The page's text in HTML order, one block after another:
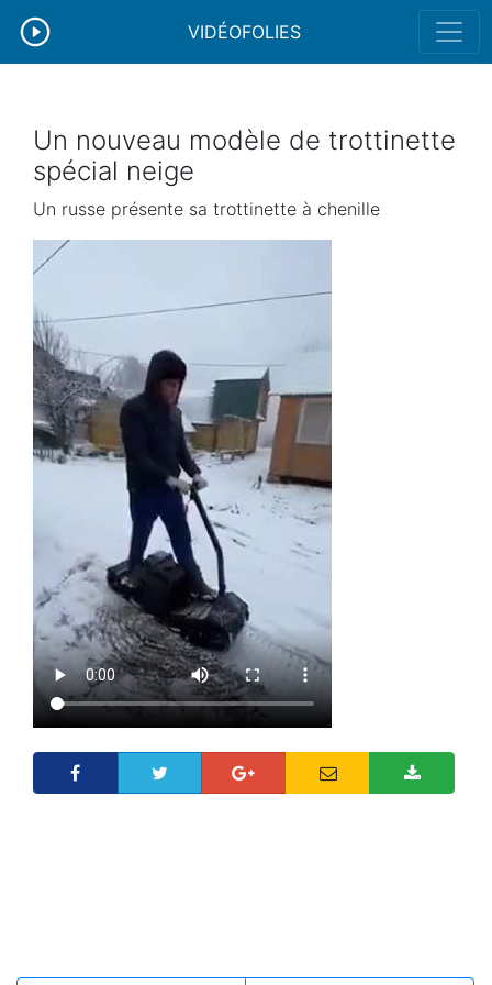
VIDÉOFOLIES
Un nouveau modèle de trottinette
spécial neige
Un russe présente sa trottinette à chenille